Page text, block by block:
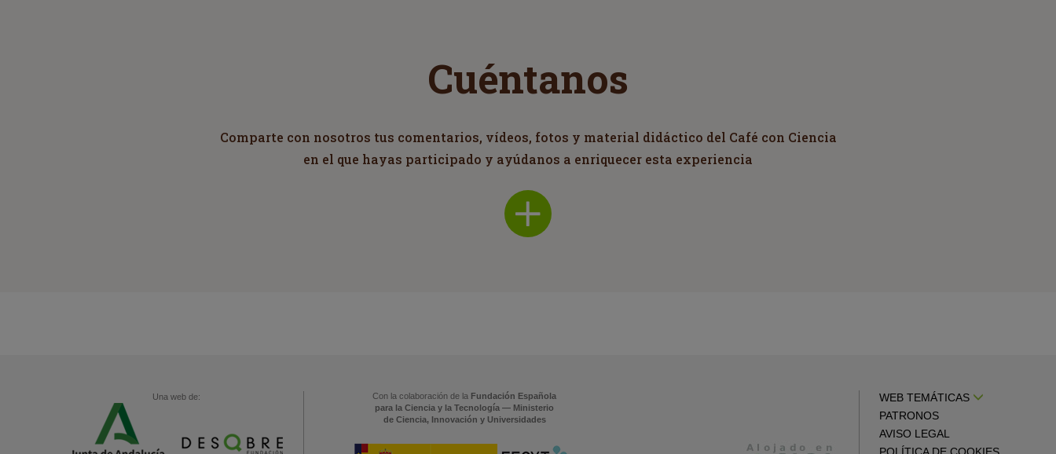
Cuéntanos
Comparte con nosotros tus comentarios, vídeos, fotos y material didáctico del Café con Ciencia
en el que hayas participado y ayúdanos a enriquecer esta experiencia
Una web de: Con la colaboración de la Fundación Española
para la Ciencia y la Tecnología — Ministerio
de Ciencia, Innovación y Universidades
WEB TEMÁTICAS
PATRONOS
AVISO LEGAL